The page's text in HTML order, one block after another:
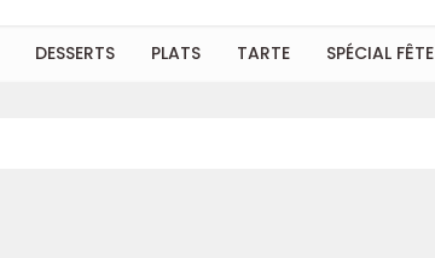
DESSERTS PLATS TARTE SPÉCIAL FÊTE